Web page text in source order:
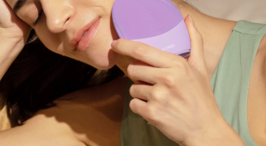
Profil de l'utilisateur
Mes appareils
Mes commandes
Mes adresses
Mes abonnements
FAQ™ Pure Beauty-Tech Elixir
BREAKING NEWS
issa™ Teeth Whitening Set
Langue
English Deutsch
Español
Français
Italiano
Português
Svenska
Русский
Türkçe
简体中文 繁體中文